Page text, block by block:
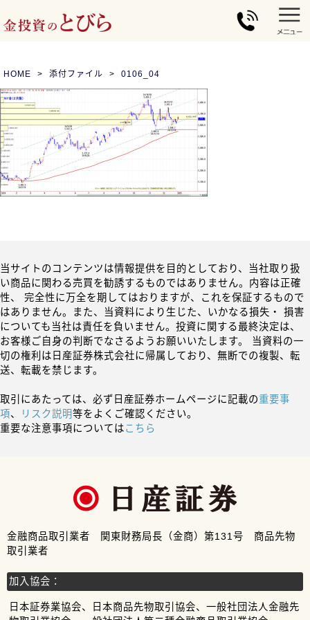
HOME 添付ファイル 0106_04
当サイトのコンテンツは情報提供を目的としており、当社取り扱
い商品に関わる売買を勧誘するものではありません。内容は正確
性、 完全性に万全を期してはおりますが、これを保証するもので
はありません。また、当資料により生じた、いかなる損失・ 損害
についても当社は責任を負いません。投資に関する最終決定は、
お客様ご自身の判断でなさるようお願いいたします。 当資料の一
切の権利は日産証券株式会社に帰属しており、無断での複製、転
送、転載を禁じます。
取引にあたっては、必ず日産証券ホームページに記載の重要事
項、 リスク説明等をよくご確認ください。
重要な注意事項についてはこちら
金融商品取引業者 関東財務局長（金商）第131号 商品先物
取引業者
加入協会：
日本証券業協会、日本商品先物取引協会、一般社団法人金融先